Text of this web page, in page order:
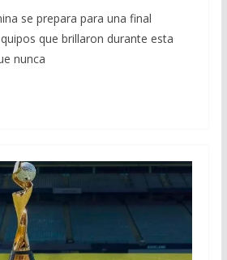
se prepara para una final
que brillaron durante esta
nunca